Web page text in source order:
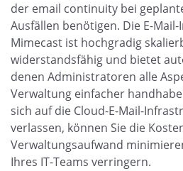
der email continuity bei
Ausfällen benötigen. Die E-
Mimecast ist hochgradig
widerstandsfähig und bietet
denen Administratoren alle
Verwaltung einfacher
sich auf die Cloud-E-Mail-
verlassen, können Sie die
Verwaltungsaufwand
Ihres IT-Teams verringern.